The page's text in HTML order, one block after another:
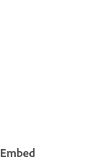
Embed